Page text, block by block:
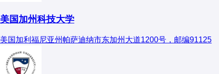
美国加州科技大学
美国加利福尼亚州帕萨迪纳市东加州大道1200号，邮编91125